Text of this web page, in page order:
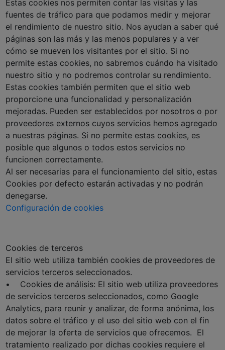
Estas cookies nos permiten contar las visitas y las
fuentes de tráfico para que podamos medir y mejorar
el rendimiento de nuestro sitio. Nos ayudan a saber qué
páginas son las más y las menos populares y a ver
cómo se mueven los visitantes por el sitio. Si no
permite estas cookies, no sabremos cuándo ha visitado
nuestro sitio y no podremos controlar su rendimiento.
Estas cookies también permiten que el sitio web
proporcione una funcionalidad y personalización
mejoradas. Pueden ser establecidos por nosotros o por
proveedores externos cuyos servicios hemos agregado
a nuestras páginas. Si no permite estas cookies, es
posible que algunos o todos estos servicios no
funcionen correctamente.
Al ser necesarias para el funcionamiento del sitio, estas
Cookies por defecto estarán activadas y no podrán
denegarse.
Configuración de cookies
Cookies de terceros
El sitio web utiliza también cookies de proveedores de
servicios terceros seleccionados.
• Cookies de análisis: El sitio web utiliza proveedores
de servicios terceros seleccionados, como Google
Analytics, para reunir y analizar, de forma anónima, los
datos sobre el tráfico y el uso del sitio web con el fin
de mejorar la oferta de servicios que ofrecemos. El
tratamiento realizado por dichas cookies requiere el